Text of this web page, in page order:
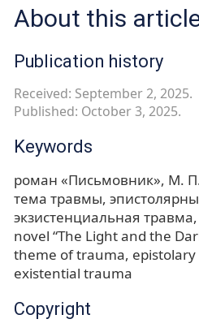
About this
Publication history
Received: September 2, 2025.
Published: October 3, 2025.
Keywords
роман «Письмовник» М.
тема травмы
экзистенциальная травма
novel “The Light and the
theme of trauma
existential trauma
Copyright